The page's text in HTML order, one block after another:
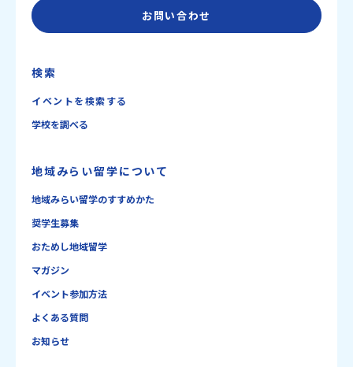
お問い合わせ
検索
イベントを検索する
学校を調べる
地域みらい留学について
地域みらい留学のすすめかた
奨学生募集
おためし地域留学
マガジン
イベント参加方法
よくある質問
お知らせ